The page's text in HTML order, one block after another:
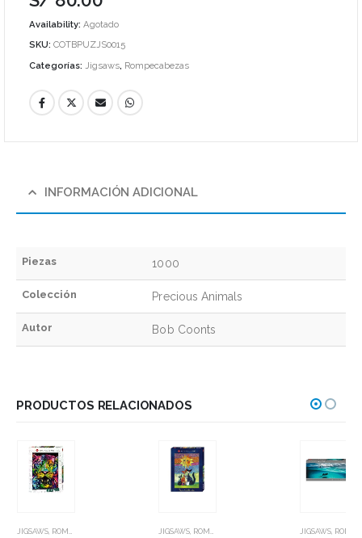
Availability: Agotado
SKU: COTBPUZJS0015
Categorías: Jigsaws, Rompecabezas
INFORMACIÓN ADICIONAL
Piezas 1000
Colección Precious Animals
Autor Bob Coonts
PRODUCTOS RELACIONADOS
JIGSAWS, ROMPECABEZAS JIGSAWS, ROMPECABEZAS JIGSAWS, ROMPECABEZAS